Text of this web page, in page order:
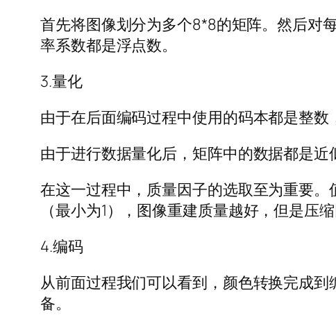
首先将图像划分为多个8*8的矩阵。然后对
率系数都是浮点数。
3.量化
由于在后面编码过程中使用的码本都是整数
由于进行数据量化后，矩阵中的数据都是
在这一过程中，质量因子的选取至为重要
（最小为1），图像重建质量越好，但是压
4.编码
从前面过程我们可以看到，颜色转换完成
备。